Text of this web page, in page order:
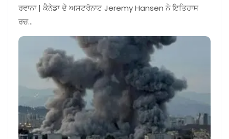
ਰਵਾਨਾ | ਕੈਨੇਡਾ ਦੇ ਅਸਟਰੋਨਾਟ Jeremy Hansen ਨੇ ਇਤਿਹਾਸ
ਰਚ…